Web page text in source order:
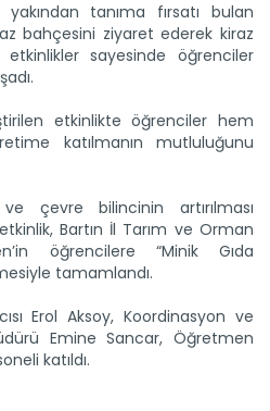
tanıma fırsatı bulan
bahçesini ziyaret ederek kiraz
etkinlikler sayesinde öğrenciler
etkinlikte öğrenciler hem
katılmanın mutluluğunu
çevre bilincinin artırılması
Bartın İl Tarım ve Orman
öğrencilere “Minik Gıda
tamamlandı.
Erol Aksoy, Koordinasyon ve
Emine Sancar, Öğretmen
katıldı.
Aras Vadisi'nde mikroklimada
Ordu’da hasat